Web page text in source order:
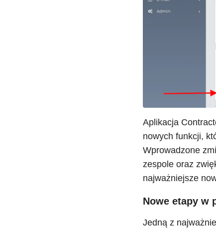
Aplikacja
nowych funkcji,
Wprowadzone
zespole oraz
najważniejsze
Nowe etapy w
Jedną z